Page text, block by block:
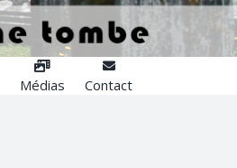
Médias Contact